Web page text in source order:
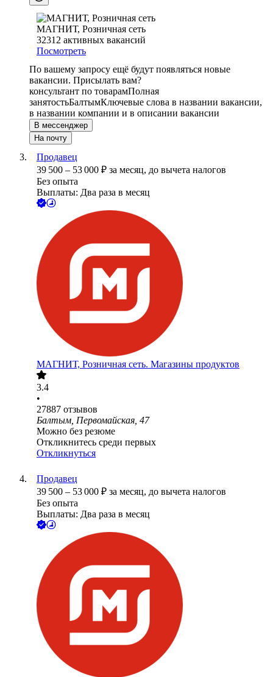
МАГНИТ, Розничная сеть
32312 активных вакансий
Посмотреть
По вашему запросу ещё будут появляться новые
вакансии. Присылать вам?
консультант по товарамПолная
занятостьБалтымКлючевые слова в названии вакансии,
в названии компании и в описании вакансии
В мессенджер
На почту
Продавец
39 500 – 53 000 ₽ за месяц, до вычета налогов
Без опыта
Выплаты: Два раза в месяц
МАГНИТ, Розничная сеть. Магазины продуктов
3.4
•
27887 отзывов
Балтым, Первомайская, 47
Можно без резюме
Откликнитесь среди первых
Откликнуться
Продавец
39 500 – 53 000 ₽ за месяц, до вычета налогов
Без опыта
Выплаты: Два раза в месяц